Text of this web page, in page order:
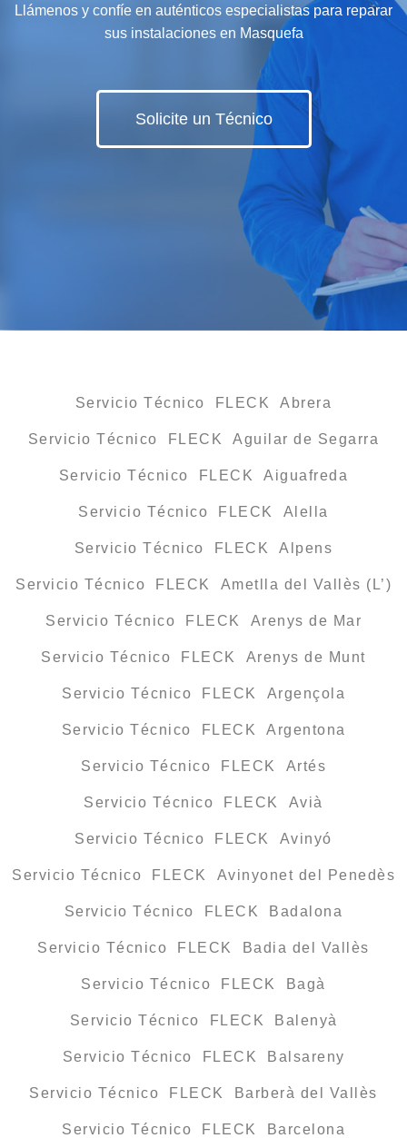
Llámenos y confíe en auténticos especialistas para reparar
sus instalaciones en Masquefa
Solicite un Técnico
Servicio Técnico FLECK Abrera
Servicio Técnico FLECK Aguilar de Segarra
Servicio Técnico FLECK Aiguafreda
Servicio Técnico FLECK Alella
Servicio Técnico FLECK Alpens
Servicio Técnico FLECK Ametlla del Vallès (L’)
Servicio Técnico FLECK Arenys de Mar
Servicio Técnico FLECK Arenys de Munt
Servicio Técnico FLECK Argençola
Servicio Técnico FLECK Argentona
Servicio Técnico FLECK Artés
Servicio Técnico FLECK Avià
Servicio Técnico FLECK Avinyó
Servicio Técnico FLECK Avinyonet del Penedès
Servicio Técnico FLECK Badalona
Servicio Técnico FLECK Badia del Vallès
Servicio Técnico FLECK Bagà
Servicio Técnico FLECK Balenyà
Servicio Técnico FLECK Balsareny
Servicio Técnico FLECK Barberà del Vallès
Servicio Técnico FLECK Barcelona